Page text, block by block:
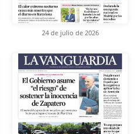
24 de julio de 2026